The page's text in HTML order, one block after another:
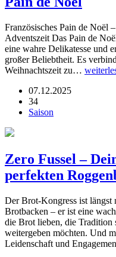
Französisches Pain de Noël
Adventszeit Das Pain de
eine wahre Delikatesse und
großer Beliebtheit. Es
Weihnachtszeit zu…
07.12.2025
34
Saison
Zero Fussel –
perfekten
Der Brot-Kongress ist längst
Brotbacken – er ist eine
die Brot lieben, die Tradition
weitergeben möchten. Und
Leidenschaft und